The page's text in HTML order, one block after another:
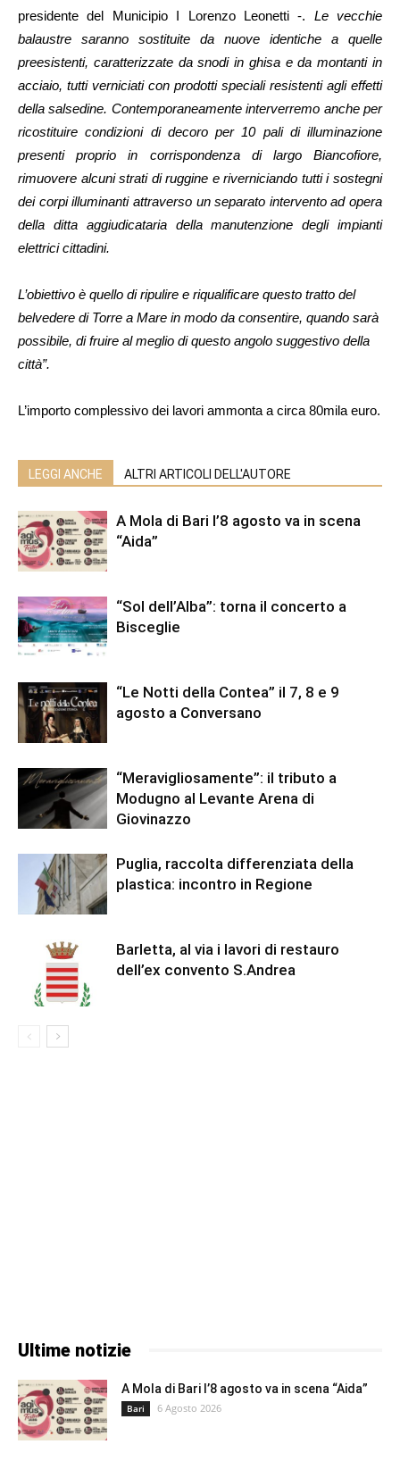
presidente del Municipio I Lorenzo Leonetti -. Le vecchie
balaustre saranno sostituite da nuove identiche a quelle
preesistenti, caratterizzate da snodi in ghisa e da montanti in
acciaio, tutti verniciati con prodotti speciali resistenti agli effetti
della salsedine. Contemporaneamente interverremo anche per
ricostituire condizioni di decoro per 10 pali di illuminazione
presenti proprio in corrispondenza di largo Biancofiore,
rimuovere alcuni strati di ruggine e riverniciando tutti i sostegni
dei corpi illuminanti attraverso un separato intervento ad opera
della ditta aggiudicataria della manutenzione degli impianti
elettrici cittadini.
L’obiettivo è quello di ripulire e riqualificare questo tratto del
belvedere di Torre a Mare in modo da consentire, quando sarà
possibile, di fruire al meglio di questo angolo suggestivo della
città”.
L’importo complessivo dei lavori ammonta a circa 80mila euro.
LEGGI ANCHE ALTRI ARTICOLI DELL'AUTORE
A Mola di Bari l’8 agosto va in scena
“Aida”
“Sol dell’Alba”: torna il concerto a
Bisceglie
“Le Notti della Contea” il 7, 8 e 9
agosto a Conversano
“Meravigliosamente”: il tributo a
Modugno al Levante Arena di
Giovinazzo
Puglia, raccolta differenziata della
plastica: incontro in Regione
Barletta, al via i lavori di restauro
dell’ex convento S.Andrea
Ultime notizie
A Mola di Bari l’8 agosto va in scena “Aida”
Bari 6 Agosto 2026